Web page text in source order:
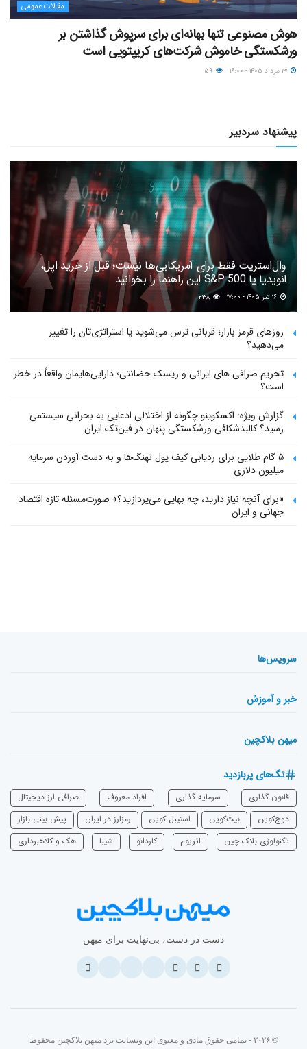
مقالات عمومی
هوش مصنوعی تنها بهانه‌ای برای سرپوش گذاشتن بر
ورشکستگی خاموش شرکت‌های کریپتویی است
پیشنهاد سردبیر
وال‌استریت فقط برای آمریکایی‌ها نیست؛ قبل از خرید اپل،
انویدیا یا S&P 500 این راهنما را بخوانید
۲۳۸
روزهای قرمز بازار؛ قربانی ترس می‌شوید یا استراتژی‌تان را تغییر
می‌دهید؟
تحریم صرافی های ایرانی و ریسک حضانتی؛ دارایی‌هایمان واقعاً در خطر
است؟
گزارش ویژه: اکسکوینو چگونه از اختلالی ادعایی به بحرانی سیستمی
رسید؟ کالبدشکافی ورشکستگی پنهان در فین‌تک ایران
۵ گام طلایی برای ردیابی کیف پول‌ نهنگ‌ها و به دست آوردن سرمایه
میلیون دلاری
«برای آنچه نیاز دارید، چه بهایی می‌پردازید؟» صورت‌مسئله تازه اقتصاد
جهانی و ایران
سرویس‌ها
خبر و آموزش
میهن بلاکچین
تگ‌های پربازدید
قانون گذاری سرمایه‌ گذاری افراد معروف
صرافی ارز دیجیتال
دوج‌کوین
بیت‌کوین استیبل کوین رمزارز در ایران
پیش بینی بازار
تکنولوژی بلاک چین
اتریوم ‌کاردانو شیبا هک و کلاهبرداری
دست در دست، بی‌نهایت برای میهن
© ۲۰۲۶ - تمامی حقوق مادی و معنوی این وبسایت نزد میهن بلاکچین محفوظ